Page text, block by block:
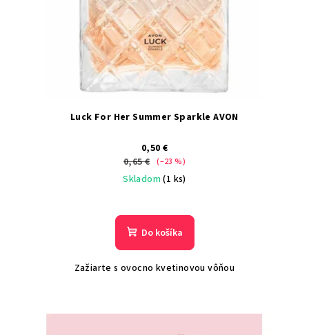
Luck For Her Summer Sparkle AVON
0,50 €
0,65 € (–23 %)
Skladom(1 ks)
Do košíka
Zažiarte s ovocno kvetinovou vôňou